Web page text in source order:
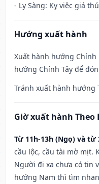
- Ly Sàng: Kỵ việc giá
Hướng xuất hành
Xuất hành hướng Chính
hướng Chính Tây để
Tránh xuất hành hướng
Giờ xuất hành Theo
Từ 11h-13h (Ngọ) và từ
cầu lộc, cầu tài mờ mịt.
Người đi xa chưa có tin
hướng Nam thì tìm